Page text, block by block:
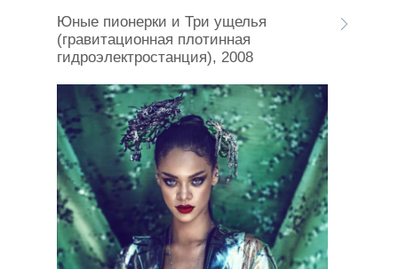
Юные пионерки и Три ущелья
(гравитационная плотинная
гидроэлектростанция), 2008